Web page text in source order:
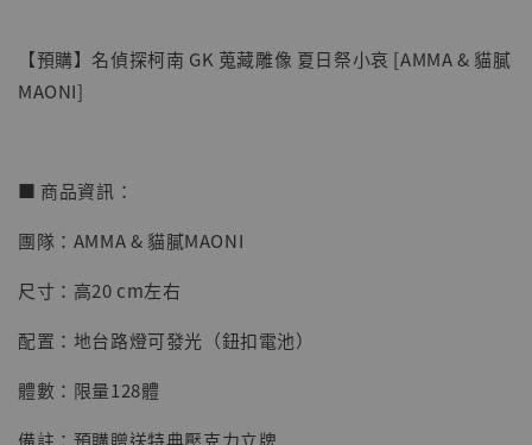
【店內現貨】七龍珠 系列蒐藏雕像 悟空 鳥山
明紀念款 [奇蹟工作室]
NT$ 5,580
【預購】名偵探柯南 GK 蒐藏雕像 夏日祭小哀 [AMMA & 貓膩
MAONI]
■ 商品資訊：
團隊：AMMA & 貓膩MAONI
尺寸：高20 cm左右
配置：地台路燈可發光（鈕扣電池）
體數：限量128體
備註：預購贈送特典壓克力立牌